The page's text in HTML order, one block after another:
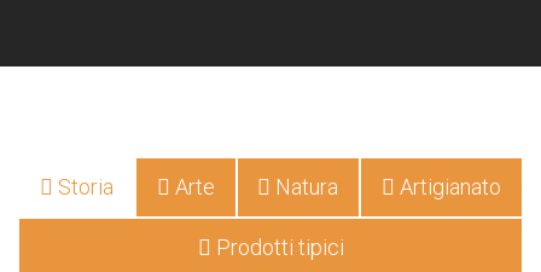
Storia Arte Natura Artigianato
Prodotti tipici